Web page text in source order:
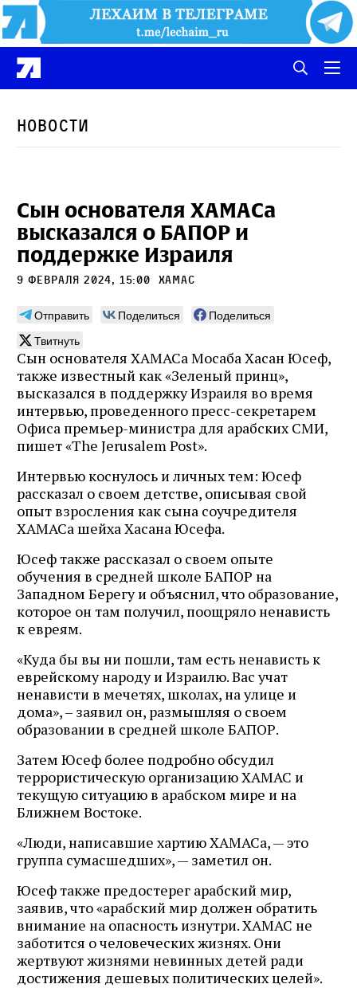
Новости
Сын основателя ХАМАСа
высказался о БАПОР и
поддержке Израиля
9 февраля 2024, 15:00 ХАМАС
Отправить Поделиться
Поделиться
Твитнуть
Сын основателя ХАМАСа Мосаба Хасан Юсеф,
также известный как «Зеленый принц»,
высказался в поддержку Израиля во время
интервью, проведенного пресс-секретарем
Офиса премьер-министра для арабских СМИ,
пишет «The Jerusalem Post».
Интервью коснулось и личных тем: Юсеф
рассказал о своем детстве, описывая свой
опыт взросления как сына соучредителя
ХАМАСа шейха Хасана Юсефа.
Юсеф также рассказал о своем опыте
обучения в средней школе БАПОР на
Западном Берегу и объяснил, что образование,
которое он там получил, поощряло ненависть
к евреям.
«Куда бы вы ни пошли, там есть ненависть к
еврейскому народу и Израилю. Вас учат
ненависти в мечетях, школах, на улице и
дома», – заявил он, размышляя о своем
образовании в средней школе БАПОР.
Затем Юсеф более подробно обсудил
террористическую организацию ХАМАС и
текущую ситуацию в арабском мире и на
Ближнем Востоке.
«Люди, написавшие хартию ХАМАСа, — это
группа сумасшедших», — заметил он.
Юсеф также предостерег арабский мир,
заявив, что «арабский мир должен обратить
внимание на опасность изнутри. ХАМАС не
заботится о человеческих жизнях. Они
жертвуют жизнями невинных детей ради
достижения дешевых политических целей».